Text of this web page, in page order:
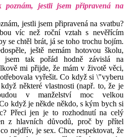
poznám, jestli jsem připravená na
jestli jsem připravená na svatbu?
víc než roční vztah s nevěřícím
se chtěl brát, já se toho trochu bojím.
ještě nemám hotovou školu,
jsem tak pořád hodně závislá na
mi přijde, že mám v životě věci,
vyřešit. Co když si \"vyberu
některé vlastnosti (např. to, že je
v manželství moc velkou
když je někde někdo, s kým bych si
Přeci jen je to rozhodnutí na celý
z hlavních důvodů, proč by přítel
nejdřív, je sex. Chce respektovat, že